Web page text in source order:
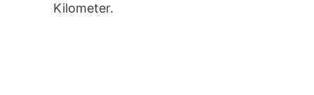
Kilometer.